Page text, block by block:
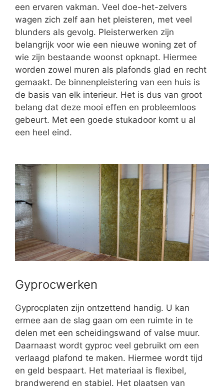
een ervaren vakman. Veel doe-het-zelvers
wagen zich zelf aan het pleisteren, met veel
blunders als gevolg. Pleisterwerken zijn
belangrijk voor wie een nieuwe woning zet of
wie zijn bestaande woonst opknapt. Hiermee
worden zowel muren als plafonds glad en recht
gemaakt. De binnenpleistering van een huis is
de basis van elk interieur. Het is dus van groot
belang dat deze mooi effen en probleemloos
gebeurt. Met een goede stukadoor komt u al
een heel eind.
Gyprocwerken
Gyprocplaten zijn ontzettend handig. U kan
ermee aan de slag gaan om een ruimte in te
delen met een scheidingswand of valse muur.
Daarnaast wordt gyproc veel gebruikt om een
verlaagd plafond te maken. Hiermee wordt tijd
en geld bespaart. Het materiaal is flexibel,
brandwerend en stabiel. Het plaatsen van